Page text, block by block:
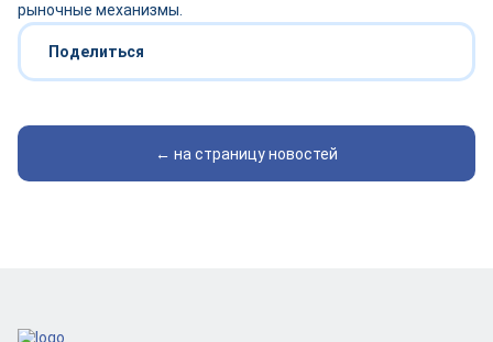
рыночные механизмы.
Поделиться
← на страницу новостей